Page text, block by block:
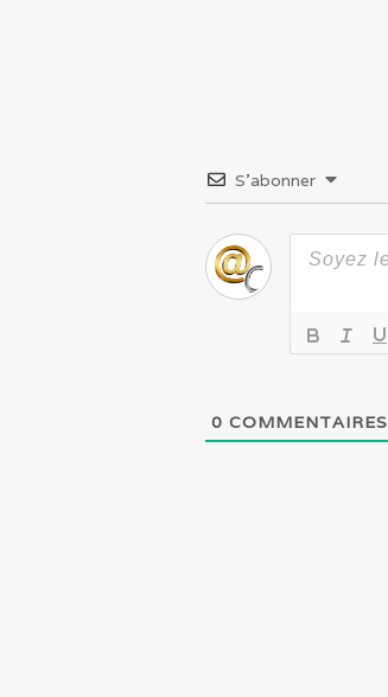
S’abonner
0 COMMENTAIRES